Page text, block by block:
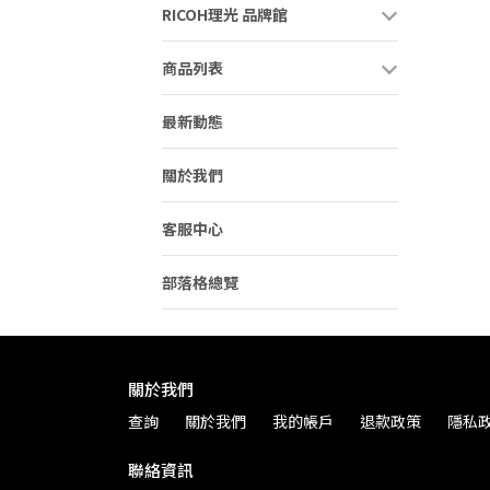
RICOH理光 品牌館
商品列表
最新動態
關於我們
客服中心
部落格總覽
關於我們
查詢 關於我們 我的帳戶 退款政策 隱私
聯絡資訊